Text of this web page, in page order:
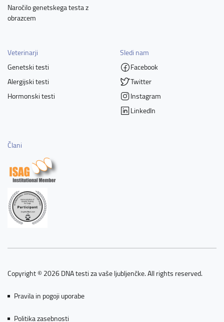
Naročilo genetskega testa z
obrazcem
Veterinarji
Genetski testi
Alergijski testi
Hormonski testi
Sledi nam
Facebook
Twitter
Instagram
LinkedIn
Člani
Copyright © 2026 DNA testi za vaše ljubljenčke. All rights reserved.
Pravila in pogoji uporabe
Politika zasebnosti